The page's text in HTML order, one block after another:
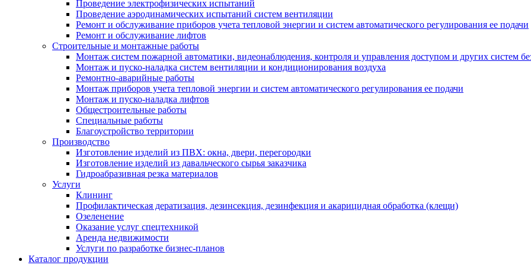
Проведение электрофизических испытаний
Проведение аэродинамических испытаний систем вентиляции
Ремонт и обслуживание приборов учета тепловой энергии и систем автоматического регулирования ее подачи
Ремонт и обслуживание лифтов
Строительные и монтажные работы
Монтаж систем пожарной автоматики, видеонаблюдения, контроля и управления доступом и других систем
Монтаж и пуско-наладка систем вентиляции и кондиционирования воздуха
Ремонтно-аварийные работы
Монтаж приборов учета тепловой энергии и систем автоматического регулирования ее подачи
Монтаж и пуско-наладка лифтов
Общестроительные работы
Специальные работы
Благоустройство территории
Производство
Изготовление изделий из ПВХ: окна, двери, перегородки
Изготовление изделий из давальческого сырья заказчика
Гидроабразивная резка материалов
Услуги
Клининг
Профилактическая дератизация, дезинсекция, дезинфекция и акарицидная обработка (клещи)
Озеленение
Оказание услуг спецтехникой
Аренда недвижимости
Услуги по разработке бизнес-планов
Каталог продукции